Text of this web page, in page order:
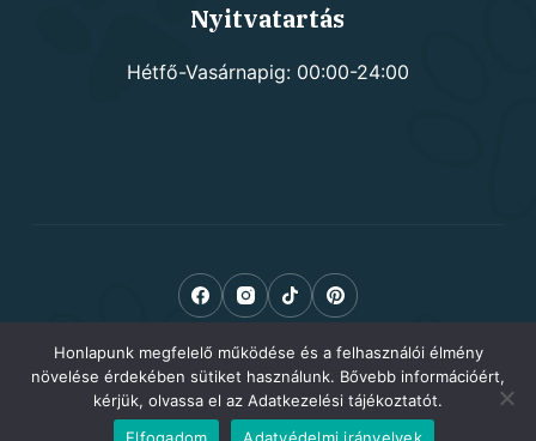
Nyitvatartás
Hétfő-Vasárnapig: 00:00-24:00
Honlapunk megfelelő működése és a felhasználói élmény
növelése érdekében sütiket használunk. Bővebb információért,
kérjük, olvassa el az Adatkezelési tájékoztatót.
Elfogadom
Adatvédelmi irányelvek